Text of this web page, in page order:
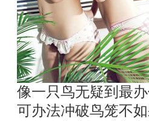
像一只鸟无疑到最
可办法冲破鸟笼不